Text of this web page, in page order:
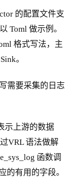
的配置文件支
Toml 做示例。
格式写法，主
。
需要采集的日志
示上游的数据
VRL 语法做解
函数调
的有用的字段。